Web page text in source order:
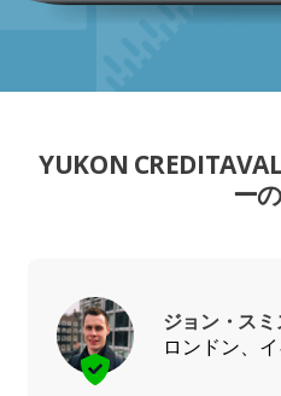
YUKON
ー
ジョン・スミ
ロンドン、